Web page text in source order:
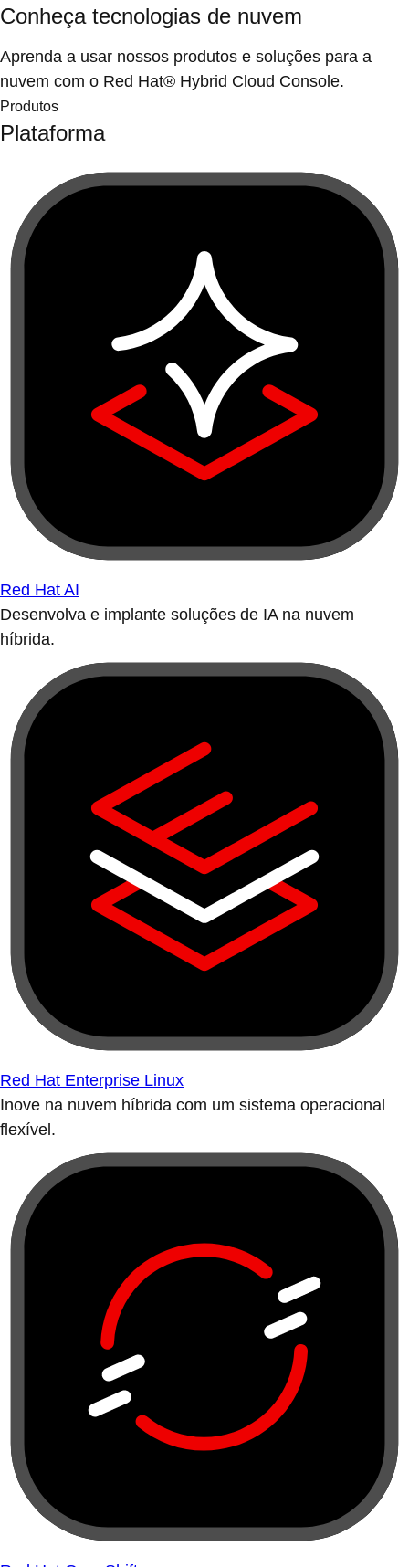
Conheça tecnologias de nuvem
Aprenda a usar nossos produtos e soluções para a
nuvem com o Red Hat® Hybrid Cloud Console.
Produtos
Plataforma
Red Hat AI
Desenvolva e implante soluções de IA na nuvem
híbrida.
Red Hat Enterprise Linux
Inove na nuvem híbrida com um sistema operacional
flexível.